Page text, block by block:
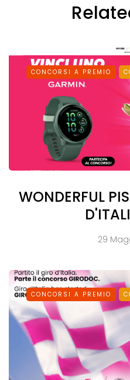
CONCORSI A PREMIO
WONDERFUL
29
CONCORSI A PREMIO